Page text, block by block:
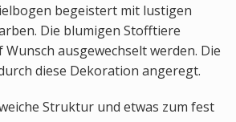
begeistert mit lustigen
Die blumigen Stofftiere
ausgewechselt werden. Die
diese Dekoration angeregt.
Struktur und etwas zum fest